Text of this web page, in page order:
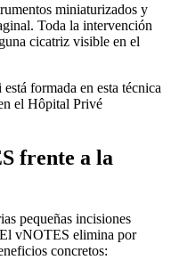
miniaturizados y
Toda la intervención
cicatriz visible en el
formada en esta técnica
el Hôpital Privé
frente a la
pequeñas incisiones
vNOTES elimina por
concretos: